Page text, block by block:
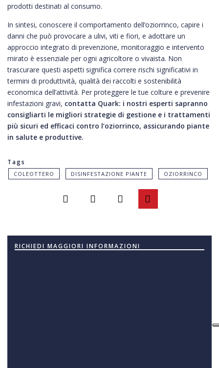
prodotti destinati al consumo.
In sintesi, conoscere il comportamento dell’oziorrinco, capire i
danni che può provocare a ulivi, viti e fiori, e adottare un
approccio integrato di prevenzione, monitoraggio e intervento
mirato è essenziale per ogni agricoltore o vivaista. Non
trascurare questi aspetti significa correre rischi significativi in
termini di produttività, qualità dei raccolti e sostenibilità
economica dell’attività. Per proteggere le tue colture e prevenire
infestazioni gravi, contatta Quark: i nostri esperti sapranno
consigliarti le migliori strategie di gestione e i trattamenti
più sicuri ed efficaci contro l’oziorrinco, assicurando piante
in salute e produttive.
Tags
COLEOTTERO , DISINFESTAZIONE PIANTE , OZIORRINCO
RICHIEDI MAGGIORI INFORMAZIONI